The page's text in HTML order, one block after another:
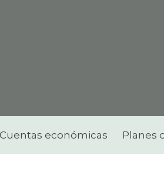
Cuentas económicas Planes